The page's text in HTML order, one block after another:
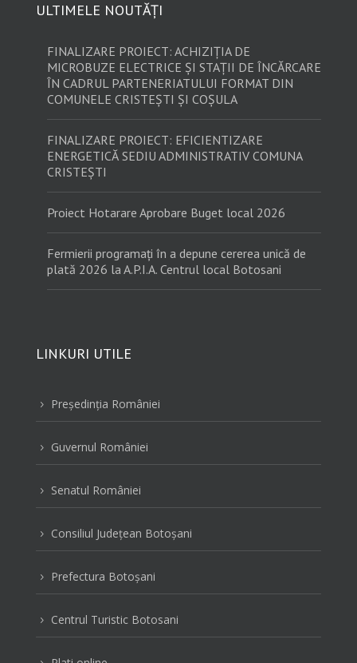
ULTIMELE NOUTĂȚI
FINALIZARE PROIECT: ACHIZIȚIA DE
MICROBUZE ELECTRICE ȘI STAȚII DE ÎNCĂRCARE
ÎN CADRUL PARTENERIATULUI FORMAT DIN
COMUNELE CRISTEȘTI ȘI COȘULA
FINALIZARE PROIECT: EFICIENTIZARE
ENERGETICĂ SEDIU ADMINISTRATIV COMUNA
CRISTEȘTI
Proiect Hotarare Aprobare Buget local 2026
Fermierii programați în a depune cererea unică de
plată 2026 la A.P.I.A. Centrul local Botosani
LINKURI UTILE
5 Preşedinţia României
5 Guvernul României
5 Senatul României
5 Consiliul Judeţean Botoşani
5 Prefectura Botoşani
5 Centrul Turistic Botosani